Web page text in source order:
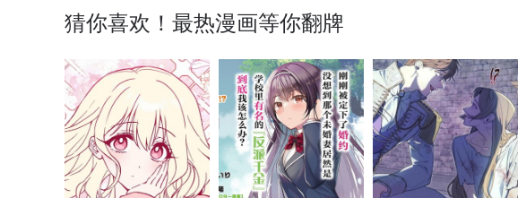
猜你喜欢！最热漫画等你翻牌